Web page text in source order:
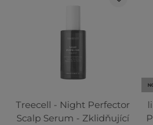
Treecell - Night Perfector
Scalp Serum - Zklidňující